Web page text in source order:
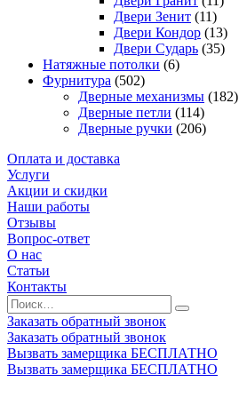
Двери Зенит (11)
Двери Кондор (13)
Двери Сударь (35)
Натяжные потолки (6)
Фурнитура (502)
Дверные механизмы (182)
Дверные петли (114)
Дверные ручки (206)
Оплата и доставка
Услуги
Акции и скидки
Наши работы
Отзывы
Вопрос-ответ
О нас
Статьи
Контакты
Заказать обратный звонок
Заказать обратный звонок
Вызвать замерщика БЕСПЛАТНО
Вызвать замерщика БЕСПЛАТНО